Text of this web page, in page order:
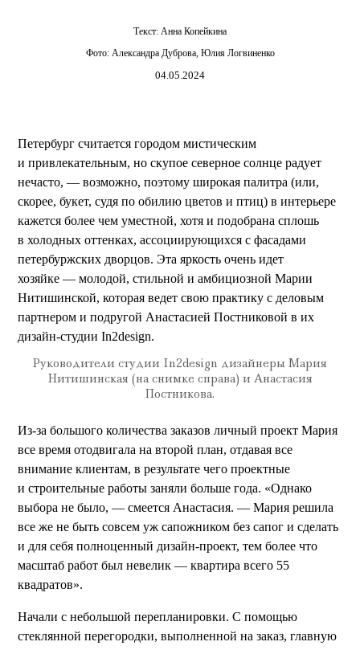
Текст: Анна Копейкина
Фото: Александра Дуброва, Юлия Логвиненко
04.05.2024
Петербург считается городом мистическим
и привлекательным, но скупое северное солнце радует
нечасто, — возможно, поэтому широкая палитра (или,
скорее, букет, судя по обилию цветов и птиц) в интерьере
кажется более чем уместной, хотя и подобрана сплошь
в холодных оттенках, ассоциирующихся с фасадами
петербуржских дворцов. Эта яркость очень идет
хозяйке — молодой, стильной и амбициозной Марии
Нитишинской, которая ведет свою практику с деловым
партнером и подругой Анастасией Постниковой в их
дизайн-студии In2design.
Руководители студии In2design дизайнеры Мария
Нитишинская (на снимке справа) и Анастасия
Постникова.
Из-за большого количества заказов личный проект Мария
все время отодвигала на второй план, отдавая все
внимание клиентам, в результате чего проектные
и строительные работы заняли больше года. «Однако
выбора не было, — смеется Анастасия. — Мария решила
все же не быть совсем уж сапожником без сапог и сделать
и для себя полноценный дизайн-проект, тем более что
масштаб работ был невелик — квартира всего 55
квадратов».
Начали с небольшой перепланировки. С помощью
стеклянной перегородки, выполненной на заказ, главную